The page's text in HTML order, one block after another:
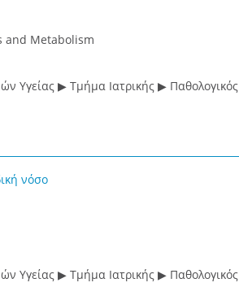
and Metabolism
Υγείας ▶ Τμήμα Ιατρικής ▶ Παθολογικός
νόσο
Υγείας ▶ Τμήμα Ιατρικής ▶ Παθολογικός